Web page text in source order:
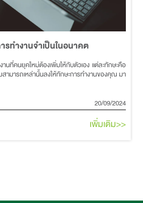
รทำงานจำเป็นในอนาคต
นที่คนยุคใหม่ต้องเพิ่มให้กับตัวเอง แต่ละทักษะคือ
สามารถเหล่านั้นลงให้ทักษะการทำงานของคุณ มา
20/09/2024
เพิ่มเติม>>